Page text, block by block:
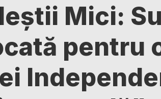
Mici:
pentru